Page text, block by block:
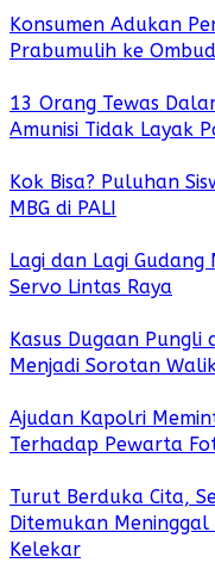
Konsumen Adukan
Prabumulih ke
13 Orang Tewas
Amunisi Tidak Layak
Kok Bisa? Puluhan
MBG di PALI
Lagi dan Lagi
Servo Lintas Raya
Kasus Dugaan
Menjadi Sorotan
Ajudan Kapolri
Terhadap Pewarta
Turut Berduka Cita,
Ditemukan
Kelekar